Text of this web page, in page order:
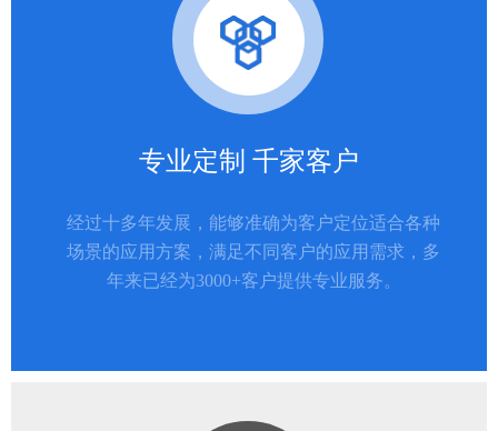
专业定制 千家客户
经过十多年发展，能够准确为客户定位适合各种
场景的应用方案，满足不同客户的应用需求，多
年来已经为3000+客户提供专业服务。